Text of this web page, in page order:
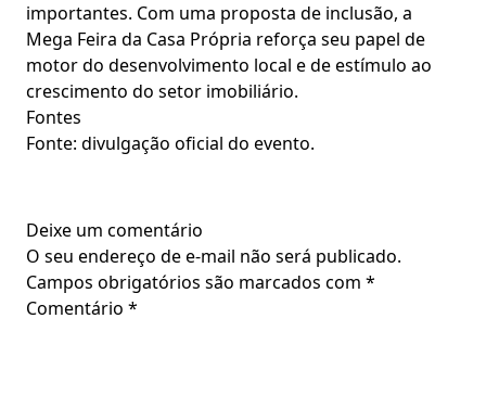
importantes. Com uma proposta de inclusão, a
Mega Feira da Casa Própria reforça seu papel de
motor do desenvolvimento local e de estímulo ao
crescimento do setor imobiliário.
Fontes
Fonte: divulgação oficial do evento.
Deixe um comentário
O seu endereço de e-mail não será publicado.
Campos obrigatórios são marcados com *
Comentário *